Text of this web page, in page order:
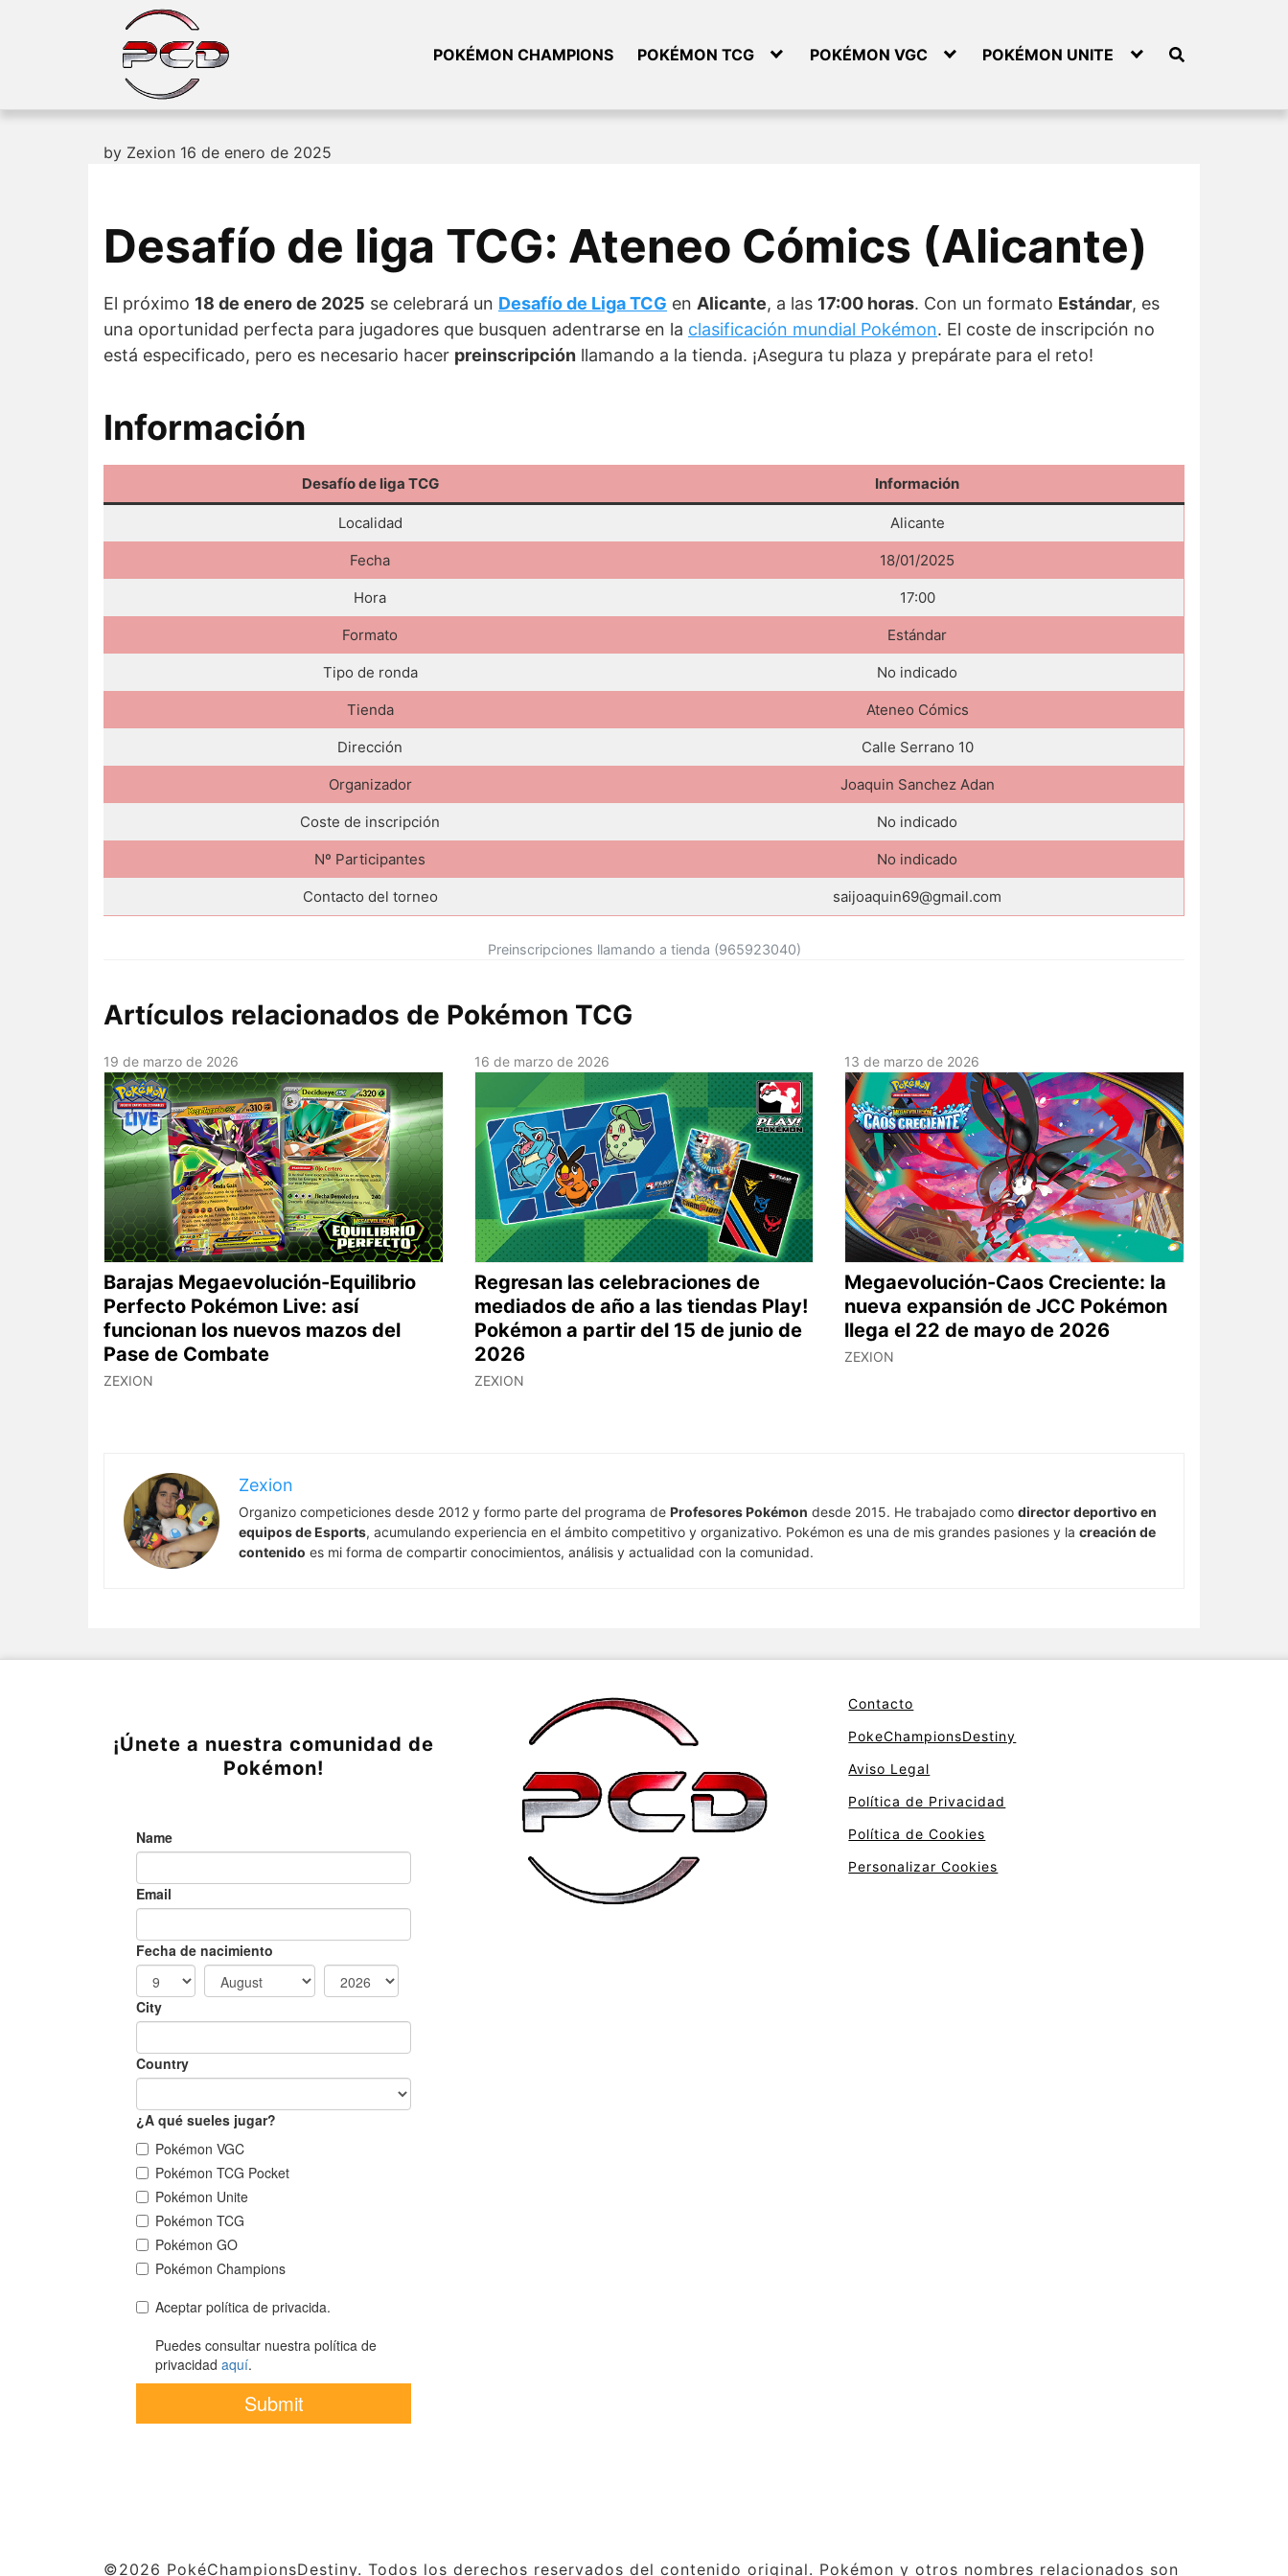
POKÉMON CHAMPIONS POKÉMON TCG POKÉMON VGC POKÉMON UNITE
by Zexion 16 de enero de 2025
Desafío de liga TCG: Ateneo Cómics (Alicante)
El próximo 18 de enero de 2025 se celebrará un Desafío de Liga TCG en Alicante, a las 17:00 horas. Con un formato Estándar, es
una oportunidad perfecta para jugadores que busquen adentrarse en la clasificación mundial Pokémon. El coste de inscripción no
está especificado, pero es necesario hacer preinscripción llamando a la tienda. ¡Asegura tu plaza y prepárate para el reto!
Información
Desafío de liga TCG Información
Localidad Alicante
Fecha 18/01/2025
Hora 17:00
Formato Estándar
Tipo de ronda No indicado
Tienda Ateneo Cómics
Dirección Calle Serrano 10
Organizador Joaquin Sanchez Adan
Coste de inscripción No indicado
Nº Participantes No indicado
Contacto del torneo saijoaquin69@gmail.com
Preinscripciones llamando a tienda (965923040)
Artículos relacionados de Pokémon TCG
19 de marzo de 2026
Barajas Megaevolución-Equilibrio
Perfecto Pokémon Live: así
funcionan los nuevos mazos del
Pase de Combate
ZEXION
16 de marzo de 2026
Regresan las celebraciones de
mediados de año a las tiendas Play!
Pokémon a partir del 15 de junio de
2026
ZEXION
13 de marzo de 2026
Megaevolución-Caos Creciente: la
nueva expansión de JCC Pokémon
llega el 22 de mayo de 2026
ZEXION
Zexion
Organizo competiciones desde 2012 y formo parte del programa de Profesores Pokémon desde 2015. He trabajado como director deportivo en
equipos de Esports, acumulando experiencia en el ámbito competitivo y organizativo. Pokémon es una de mis grandes pasiones y la creación de
contenido es mi forma de compartir conocimientos, análisis y actualidad con la comunidad.
¡Únete a nuestra comunidad de
Pokémon!
Contacto
PokeChampionsDestiny
Aviso Legal
Política de Privacidad
Política de Cookies
Personalizar Cookies
©2026 PokéChampionsDestiny. Todos los derechos reservados del contenido original. Pokémon y otros nombres relacionados son